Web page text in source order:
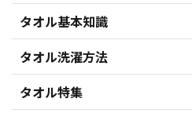
タオル基本知識
タオル洗濯方法
タオル特集